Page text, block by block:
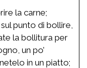
la carne;
punto di bollire,
la bollitura per
un po’
in un piatto;